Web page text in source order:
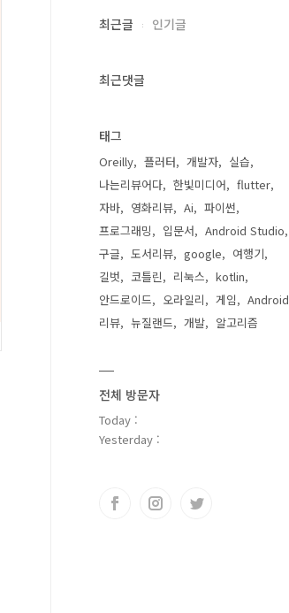
최근글 인기글
최근댓글
태그
Oreilly 플러터 개발자
실습
나는리뷰어다
한빛미디어
flutter
자바
영화리뷰 Ai
파이썬
프로그래밍
입문서
Android Studio
구글
도서리뷰 google
여행기
길벗
코틀린 리눅스
kotlin
안드로이드
오라일리 게임
Android
리뷰
뉴질랜드 개발 알고리즘
전체 방문자
Today :
Yesterday :